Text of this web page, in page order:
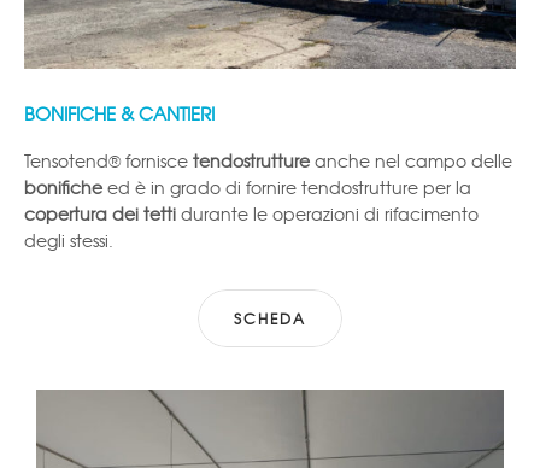
BONIFICHE & CANTIERI
Tensotend® fornisce tendostrutture anche nel campo delle
bonifiche ed è in grado di fornire tendostrutture per la
copertura dei tetti durante le operazioni di rifacimento
degli stessi.
SCHEDA